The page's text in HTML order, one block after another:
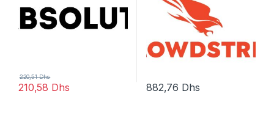
210,58 Dhs
220,51Dhs
882,76 Dhs